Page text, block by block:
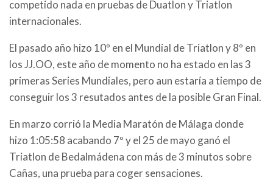
competido nada en pruebas de Duatlon y Triatlon
internacionales.
El pasado año hizo 10º en el Mundial de Triatlon y 8º en
los JJ.OO, este año de momento no ha estado en las 3
primeras Series Mundiales, pero aun estaría a tiempo de
conseguir los 3 resutados antes de la posible Gran Final.
En marzo corrió la Media Maratón de Málaga donde
hizo 1:05:58 acabando 7º y el 25 de mayo ganó el
Triatlon de Bedalmádena con más de 3 minutos sobre
Cañas, una prueba para coger sensaciones.